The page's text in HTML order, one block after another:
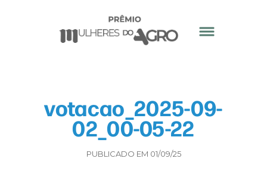
votacao_2025-09-
02_00-05-22
PUBLICADO EM 01/09/25